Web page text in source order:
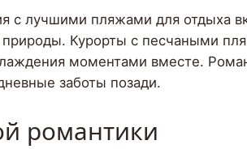
с лучшими пляжами для отдыха
Курорты с песчаными
моментами вместе.
заботы позади.
романтики